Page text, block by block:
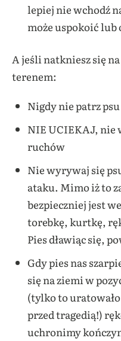
lepiej nie wchodź
może uspokoić lub
A jeśli natkniesz się
terenem:
Nigdy nie patrz
NIE UCIEKAJ, nie
ruchów
Nie wyrywaj się
ataku. Mimo iż to
bezpieczniej jest
torebkę, kurtkę,
Pies dławiąc się,
Gdy pies nas
się na ziemi w
(tylko to
przed tragedią!)
uchronimy